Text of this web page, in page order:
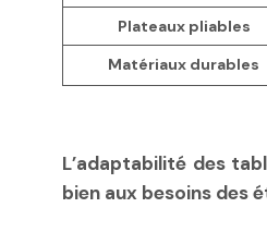
Plateaux pliables
Matériaux durables
L’adaptabilité des
bien aux besoins des